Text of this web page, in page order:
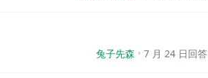
兔子先森 7 月 24 日回答